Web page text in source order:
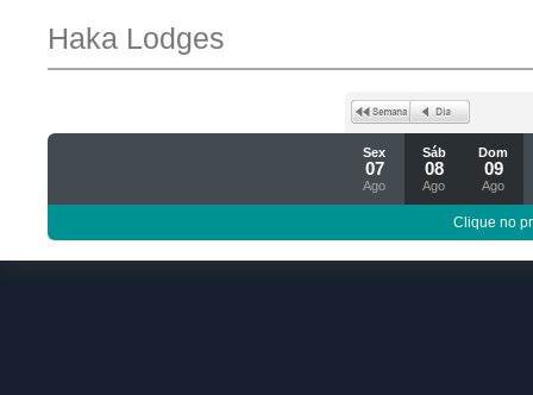
Haka Lodges
Sex
07
Ago
Sáb
08
Ago
Dom
09
Ago
Clique no